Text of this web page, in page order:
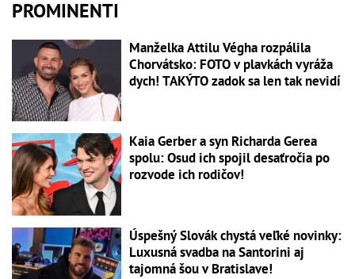
PROMINENTI
Manželka Attilu Végha rozpálila
Chorvátsko: FOTO v plavkách vyráža
dych! TAKÝTO zadok sa len tak nevidí
Kaia Gerber a syn Richarda Gerea
spolu: Osud ich spojil desaťročia po
rozvode ich rodičov!
Úspešný Slovák chystá veľké novinky:
Luxusná svadba na Santorini aj
tajomná šou v Bratislave!